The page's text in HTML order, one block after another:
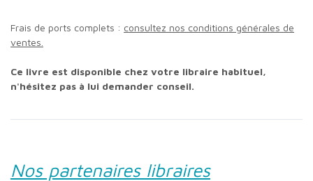
Frais de ports complets : consultez nos conditions générales de
ventes.
Ce livre est disponible chez votre libraire habituel,
n'hésitez pas à lui demander conseil.
Nos partenaires libraires